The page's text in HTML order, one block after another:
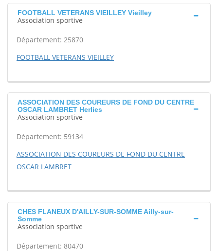
FOOTBALL VETERANS VIEILLEY Vieilley
Association sportive
Département: 25870
FOOTBALL VETERANS VIEILLEY
ASSOCIATION DES COUREURS DE FOND DU CENTRE
OSCAR LAMBRET Herlies
Association sportive
Département: 59134
ASSOCIATION DES COUREURS DE FOND DU CENTRE
OSCAR LAMBRET
CHES FLANEUX D'AILLY-SUR-SOMME Ailly-sur-
Somme
Association sportive
Département: 80470